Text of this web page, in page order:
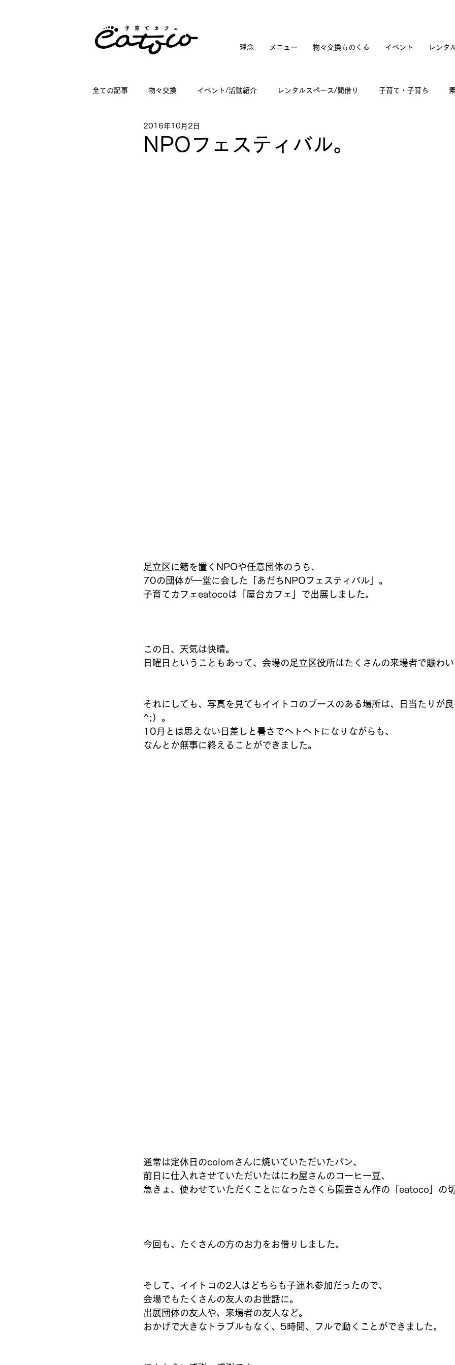
理念 メニュー 物々交換ものくる イベント レンタ
全ての記事 物々交換 イベント/活動紹介 レンタルスペース/間借り 子育て・子育ち
講座情報
NPOフェスティバル。
2016年10月2日
足立区に籍を置くNPOや任意団体のうち、
70の団体が一堂に会した「あだちNPOフェスティバル」。
子育てカフェeatocoは「屋台カフェ」で出展しました。
この日、天気は快晴。
日曜日ということもあって、会場の足立区役所はたくさんの来場者で賑わ
それにしても、写真を見てもイイトコのブースのある場所は、日当たりが
^;）。
10月とは思えない日差しと暑さでヘトヘトになりながらも、
なんとか無事に終えることができました。
通常は定休日のcolomさんに焼いていただいたパン、
前日に仕入れさせていただいたはにわ屋さんのコーヒー豆、
急きょ、使わせていただくことになったさくら園芸さん作の「eatoco」の
今回も、たくさんの方のお力をお借りしました。
そして、イイトコの2人はどちらも子連れ参加だったので、
会場でもたくさんの友人のお世話に。
出展団体の友人や、来場者の友人など。
おかげで大きなトラブルもなく、5時間、フルで動くことができました。